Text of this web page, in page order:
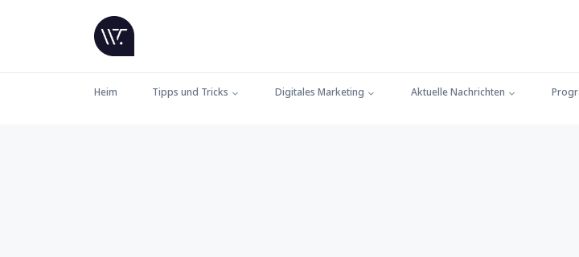
Heim Tipps und Tricks Digitales Marketing Aktuelle Nachrichten